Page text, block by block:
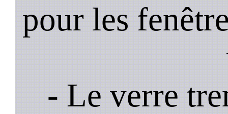
pour les
- Le verre